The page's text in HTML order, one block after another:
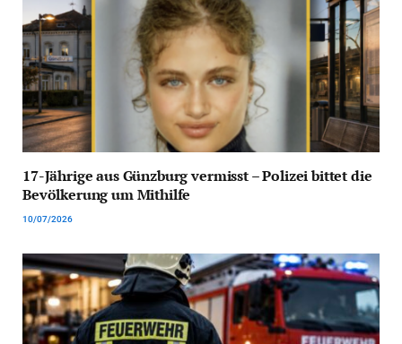
17-Jährige aus Günzburg vermisst – Polizei bittet die
Bevölkerung um Mithilfe
10/07/2026